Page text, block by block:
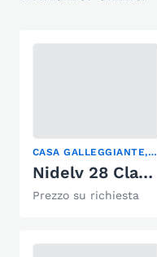
CASA GALLEGGIANTE, SEMICABINATO
Nidelv 28 Classic HT
Prezzo su richiesta